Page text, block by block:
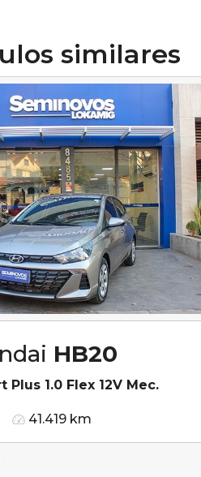
similares
HB20
Plus 1.0 Flex 12V Mec.
41.419 km